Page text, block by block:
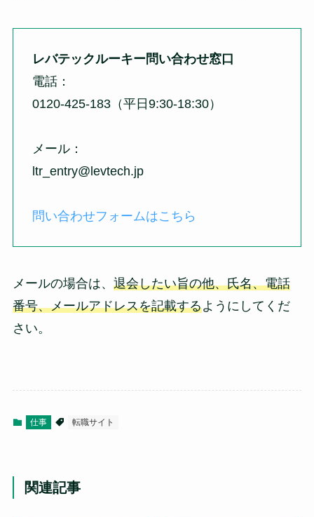
レバテックルーキー問い合わせ窓口
電話：
0120-425-183（平日9:30-18:30）
メール：
ltr_entry@levtech.jp
問い合わせフォームはこちら
メールの場合は、 退会したい旨の他、氏名、電話
番号、メールアドレスを記載するようにしてくだ
さい。
仕事 転職サイト
関連記事